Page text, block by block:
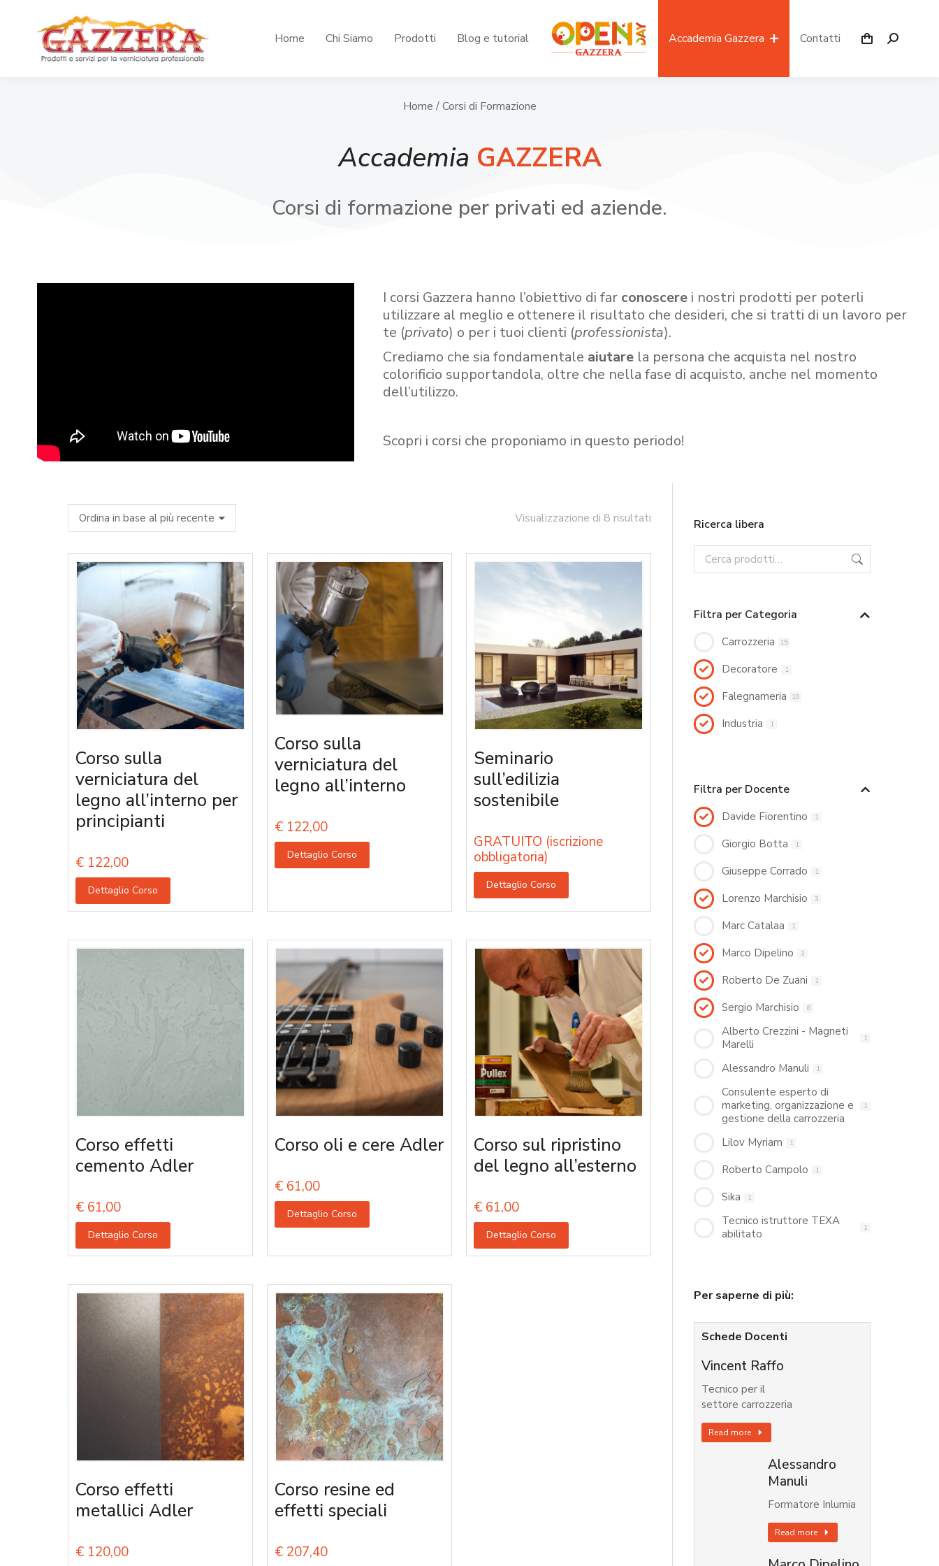
Home Chi Siamo Prodotti Blog e tutorial Accademia Gazzera Contatti
Home / Corsi di Formazione
Accademia GAZZERA
Corsi di formazione per privati ed aziende.
I corsi Gazzera hanno l’obiettivo di far conoscerei nostri prodotti per poterli
utilizzare al meglio e ottenere il risultato che desideri, che si tratti di un lavoro per
te (privato) o per i tuoi clienti (professionista).
Crediamo che sia fondamentale aiutare la persona che acquista nel nostro
colorificio supportandola, oltre che nella fase di acquisto, anche nel momento
dell’utilizzo.
Scopri i corsi che proponiamo in questo periodo!
Visualizzazione di 8 risultati
Corso sulla
verniciatura del
legno all’interno per
principianti
€ 122,00
Dettaglio Corso
Corso sulla
verniciatura del
legno all’interno
€ 122,00
Dettaglio Corso
Seminario
sull’edilizia
sostenibile
GRATUITO (iscrizione
obbligatoria)
Dettaglio Corso
Corso effetti
cemento Adler
€ 61,00
Dettaglio Corso
Corso oli e cere Adler
€ 61,00
Dettaglio Corso
Corso sul ripristino
del legno all’esterno
€ 61,00
Dettaglio Corso
Corso effetti
metallici Adler
€ 120,00
Corso resine ed
effetti speciali
€ 207,40
Ricerca libera
Filtra per Categoria
Carrozzeria 15
Decoratore 1
Falegnameria 10
Industria 1
Filtra per Docente
Davide Fiorentino 1
Giorgio Botta 1
Giuseppe Corrado 1
Lorenzo Marchisio 3
Marc Catalaa 1
Marco Dipelino 3
Roberto De Zuani 1
Sergio Marchisio 6
Alberto Crezzini - Magneti
Marelli
1
Alessandro Manuli 1
Consulente esperto di
marketing, organizzazione e
gestione della carrozzeria
1
Lilov Myriam 1
Roberto Campolo 1
Sika 1
Tecnico istruttore TEXA
abilitato
1
Per saperne di più:
Schede Docenti
Vincent Raffo
Tecnico per il
settore carrozzeria
Read more
Alessandro
Manuli
Formatore Inlumia
Read more